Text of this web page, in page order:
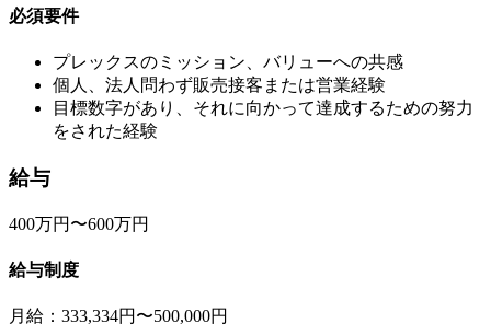
必須要件
プレックスのミッション、バリューへの共感
個人、法人問わず販売接客または営業経験
目標数字があり、それに向かって達成するための努力
をされた経験
給与
400万円〜600万円
給与制度
月給：333,334円〜500,000円